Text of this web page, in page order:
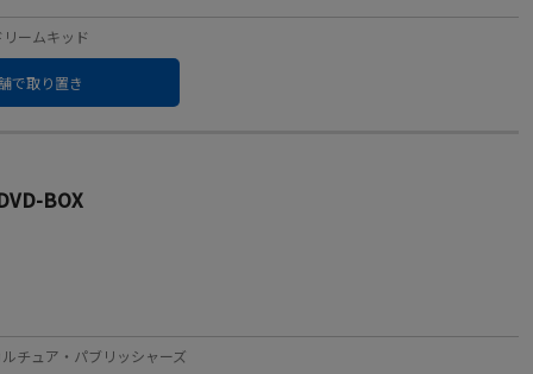
ームキッド
で取り置き
BOX
チュア・パブリッシャーズ